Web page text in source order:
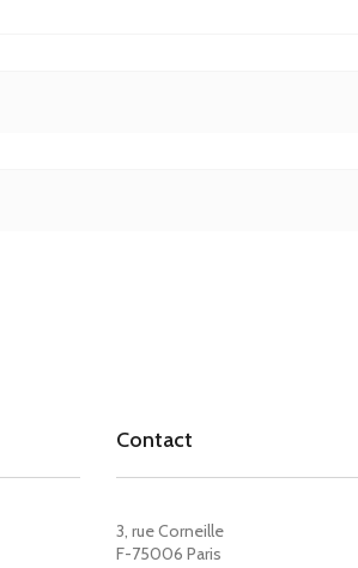
Contact
3, rue Corneille
F-75006 Paris